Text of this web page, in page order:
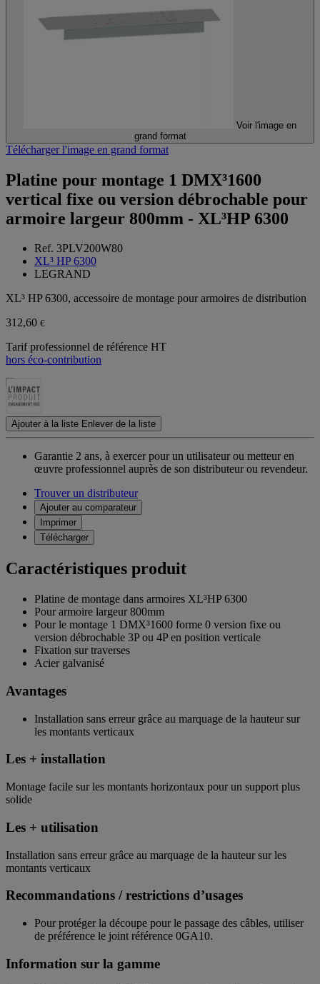
Voir l'image en
grand format
Télécharger l'image en grand format
Platine pour montage 1 DMX³1600
vertical fixe ou version débrochable pour
armoire largeur 800mm - XL³HP 6300
Ref. 3PLV200W80
XL³ HP 6300
LEGRAND
XL³ HP 6300, accessoire de montage pour armoires de distribution
312,60 €
Tarif professionnel de référence HT
hors éco-contribution
Ajouter à la liste Enlever de la liste
Garantie 2 ans, à exercer pour un utilisateur ou metteur en
œuvre professionnel auprès de son distributeur ou revendeur.
Trouver un distributeur
Ajouter au comparateur
Imprimer
Télécharger
Caractéristiques produit
Platine de montage dans armoires XL³HP 6300
Pour armoire largeur 800mm
Pour le montage 1 DMX³1600 forme 0 version fixe ou
version débrochable 3P ou 4P en position verticale
Fixation sur traverses
Acier galvanisé
Avantages
Installation sans erreur grâce au marquage de la hauteur sur
les montants verticaux
Les + installation
Montage facile sur les montants horizontaux pour un support plus
solide
Les + utilisation
Installation sans erreur grâce au marquage de la hauteur sur les
montants verticaux
Recommandations / restrictions d’usages
Pour protéger la découpe pour le passage des câbles, utiliser
de préférence le joint référence 0GA10.
Information sur la gamme